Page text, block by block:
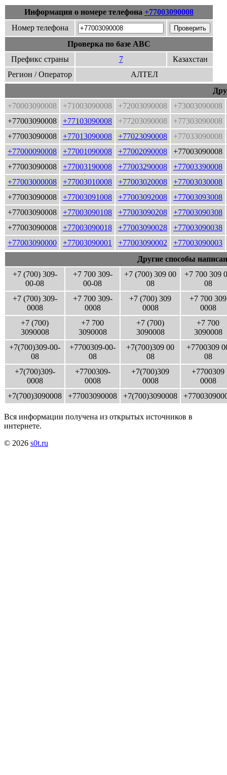
Информация о номере телефона +77003090008
Номер телефона
Проверка по базе ABC
Префикс страны
7
Казахстан
Регион / Оператор
АЛТЕЛ
+70003090008
+71003090008 +72003090008
+73003090008
+77003090008
+77103090008 +77203090008
+77303090008
+77003090008
+77013090008 +77023090008
+77033090008
+77000090008
+77001090008 +77002090008
+77003090008
+77003090008
+77003190008 +77003290008
+77003390008
+77003000008
+77003010008 +77003020008
+77003030008
+77003090008
+77003091008 +77003092008
+77003093008
+77003090008
+77003090108 +77003090208
+77003090308
+77003090008
+77003090018 +77003090028
+77003090038
+77003090000
+77003090001 +77003090002
+77003090003
Другие способы
+7 (700) 309-
00-08
+7 700 309-
00-08
+7 (700) 309 00
08
+7 700 309
08
+7 (700) 309-
0008
+7 700 309-
0008
+7 (700) 309
0008
+7 700 309
0008
+7 (700)
3090008
+7 700
3090008
+7 (700)
3090008
+7 700
3090008
+7(700)309-00-
08
+7700309-00-
08
+7(700)309 00
08
+7700309
08
+7(700)309-
0008
+7700309-
0008
+7(700)309
0008
+7700309
0008
+7(700)3090008
+77003090008 +7(700)3090008
Вся информации получена из открытых источников в
интернете.
© 2026 s0t.ru